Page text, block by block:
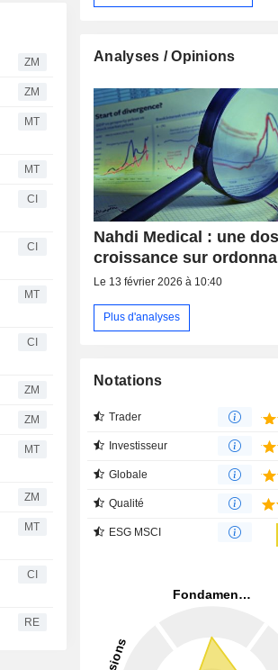
ZM
ZM
MT
MT
CI
CI
MT
CI
ZM
ZM
MT
ZM
MT
CI
RE
Analyses / Opinions
Nahdi Medical : une
croissance sur
Le 13 février 2026 à 10:40
Plus d'analyses
Notations
Trader
Investisseur
Globale
Qualité
ESG MSCI